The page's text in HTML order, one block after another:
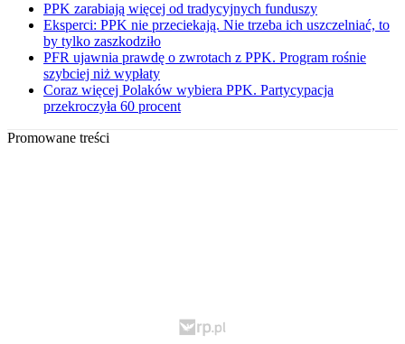
PPK zarabiają więcej od tradycyjnych funduszy
Eksperci: PPK nie przeciekają. Nie trzeba ich uszczelniać, to
by tylko zaszkodziło
PFR ujawnia prawdę o zwrotach z PPK. Program rośnie
szybciej niż wypłaty
Coraz więcej Polaków wybiera PPK. Partycypacja
przekroczyła 60 procent
Promowane treści